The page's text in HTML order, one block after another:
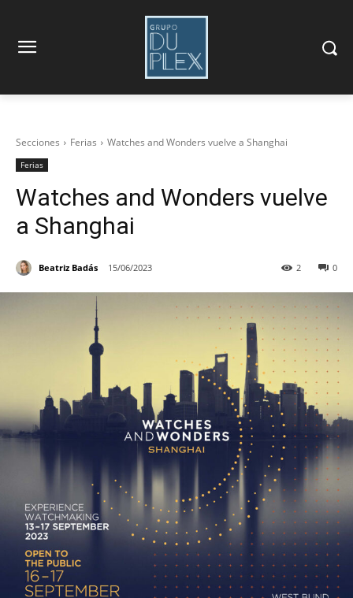
Secciones Ferias Watches and Wonders vuelve a Shanghai
Ferias
Watches and Wonders vuelve
a Shanghai
Beatriz Badás 15/06/2023 0
2